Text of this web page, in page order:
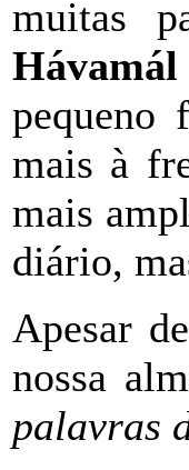
muitas
Hávamál
pequeno
mais à
mais
diário,
Apesar
nossa
palavras